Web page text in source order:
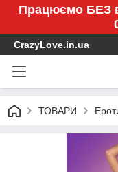
Працюємо БЕЗ
CrazyLove.in.ua
ТОВАРИ